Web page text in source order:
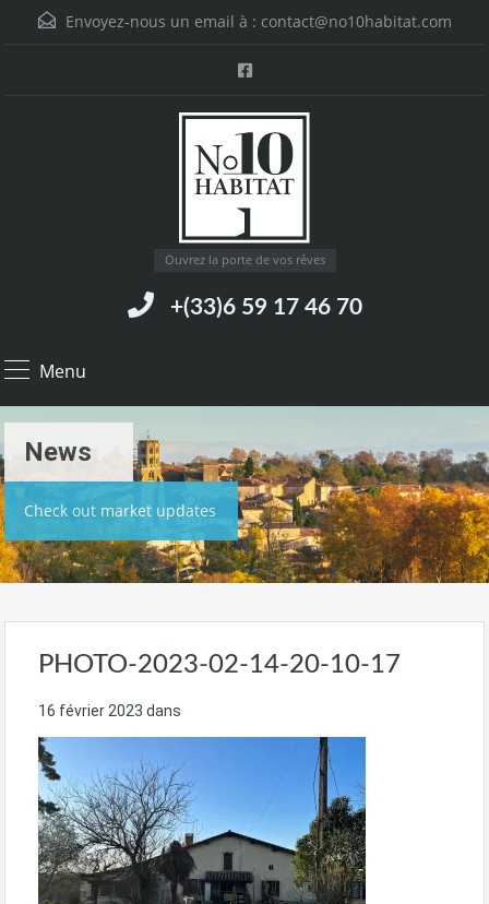
Envoyez-nous un email à : contact@no10habitat.com
Ouvrez la porte de vos rêves
+(33)6 59 17 46 70
Menu
News
Check out market updates
PHOTO-2023-02-14-20-10-17
16 février 2023 dans